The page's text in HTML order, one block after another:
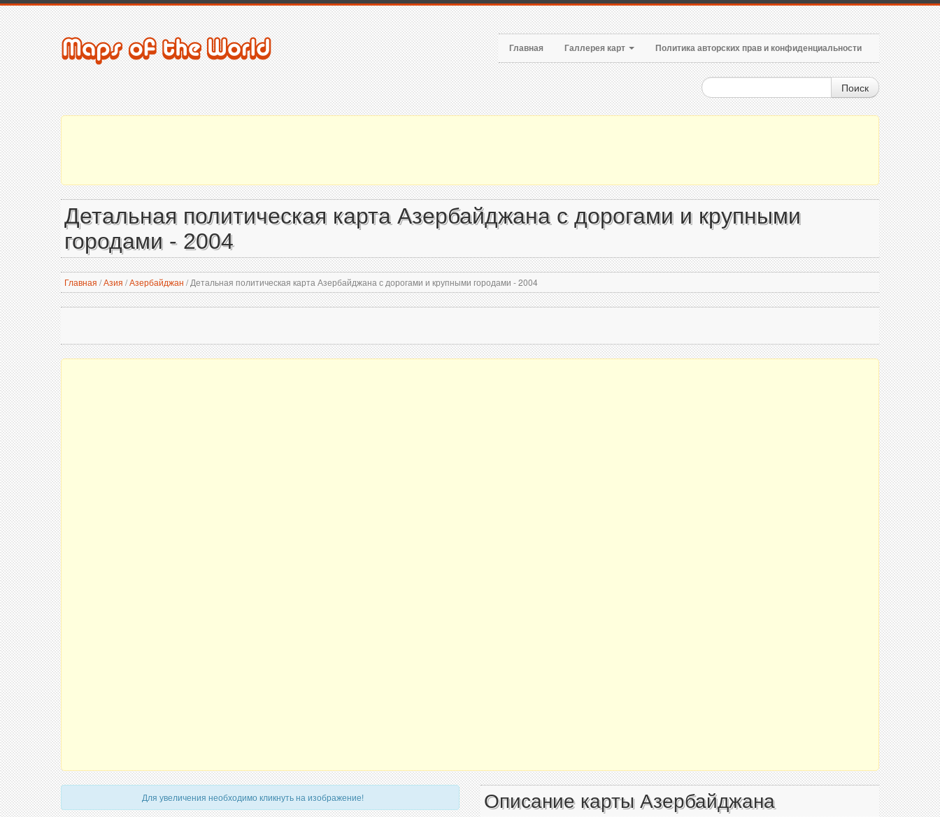
Главная Галлерея карт Политика авторских прав и конфиденциальности
Поиск
Детальная политическая карта Азербайджана с дорогами и крупными
городами - 2004
Главная /Азия /Азербайджан /Детальная политическая карта Азербайджана с дорогами и крупными городами - 2004
Для увеличения необходимо кликнуть на изображение! Описание карты Азербайджана